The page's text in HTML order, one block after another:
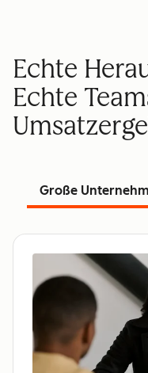
Echte
Echte
Große